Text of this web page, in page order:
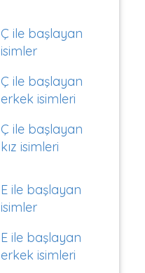
Ç ile başlayan
isimler
Ç ile başlayan
erkek isimleri
Ç ile başlayan
kız isimleri
E ile başlayan
isimler
E ile başlayan
erkek isimleri